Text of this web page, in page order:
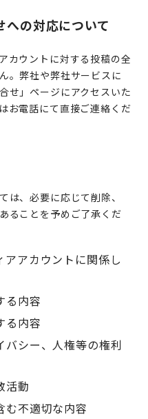
への対応について
カウントに対する投稿の全
。弊社や弊社サービスに
せ」ページにアクセスいた
お電話にて直接ご連絡くだ
は、必要に応じて削除、
ることを予めご了承くだ
アカウントに関係し
る内容
る内容
バシー、人権等の権利
活動
む不適切な内容